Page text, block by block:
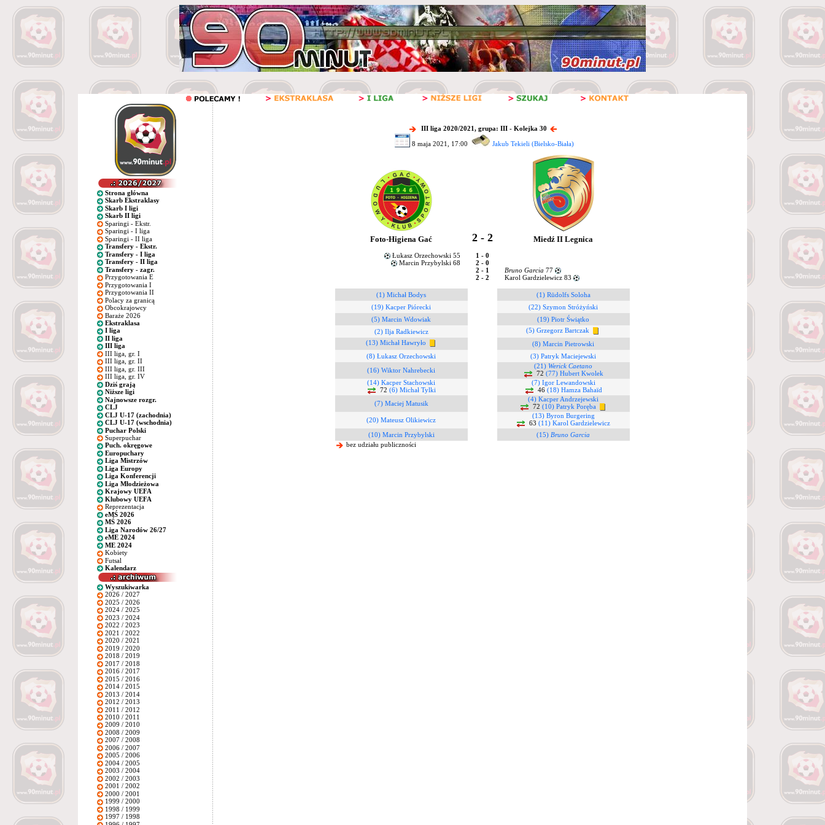
Strona główna
Skarb Ekstraklasy
Skarb I ligi
Skarb II ligi
Sparingi - Ekstr.
Sparingi - I liga
Sparingi - II liga
Transfery - Ekstr.
Transfery - I liga
Transfery - II liga
Transfery - zagr.
Przygotowania E
Przygotowania I
Przygotowania II
Polacy za granicą
Obcokrajowcy
Baraże 2026
Ekstraklasa
I liga
II liga
III liga
III liga, gr. I
III liga, gr. II
III liga, gr. III
III liga, gr. IV
Dziś grają
Niższe ligi
Najnowsze rozgr.
CLJ
CLJ U-17 (zachodnia)
CLJ U-17 (wschodnia)
Puchar Polski
Superpuchar
Puch. okręgowe
Europuchary
Liga Mistrzów
Liga Europy
Liga Konferencji
Liga Młodzieżowa
Krajowy UEFA
Klubowy UEFA
Reprezentacja
eMŚ 2026
MŚ 2026
Liga Narodów 26/27
eME 2024
ME 2024
Kobiety
Futsal
Kalendarz
Wyszukiwarka
2026 / 2027
2025 / 2026
2024 / 2025
2023 / 2024
2022 / 2023
2021 / 2022
2020 / 2021
2019 / 2020
2018 / 2019
2017 / 2018
2016 / 2017
2015 / 2016
2014 / 2015
2013 / 2014
2012 / 2013
2011 / 2012
2010 / 2011
2009 / 2010
2008 / 2009
2007 / 2008
2006 / 2007
2005 / 2006
2004 / 2005
2003 / 2004
2002 / 2003
2001 / 2002
2000 / 2001
1999 / 2000
1998 / 1999
1997 / 1998
III liga 2020/2021, grupa: III - Kolejka 30
8 maja 2021, 17:00 Jakub Tekieli (Bielsko-Biała)
Foto-Higiena Gać 2 - 2 Miedź II Legnica
Łukasz Orzechowski 55
1 - 0
Marcin Przybylski 68
2 - 0
2 - 1
Bruno Garcia 77
2 - 2
Karol Gardzielewicz 83
(1) Michał Bodys
(1) Rūdolfs Soloha
(19) Kacper Piórecki
(22) Szymon Stróżyński
(5) Marcin Wdowiak
(19) Piotr Świątko
(2) Ilja Radkiewicz
(5) Grzegorz Bartczak
(13) Michał Hawryło
(8) Marcin Pietrowski
(8) Łukasz Orzechowski
(3) Patryk Maciejewski
(16) Wiktor Nahrebecki
(21) Werick Caetano
72 (77) Hubert Kwolek
(14) Kacper Stachowski
72 (6) Michał Tylki
(7) Igor Lewandowski
46 (18) Hamza Bahaïd
(7) Maciej Matusik
(4) Kacper Andrzejewski
72 (10) Patryk Poręba
(20) Mateusz Olikiewicz
(13) Byron Burgering
63 (11) Karol Gardzielewicz
(10) Marcin Przybylski
(15) Bruno Garcia
bez udziału publiczności